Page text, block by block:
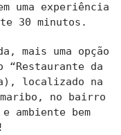
uma experiência
30 minutos.
mais uma opção
“Restaurante da
localizado na
no bairro
ambiente bem